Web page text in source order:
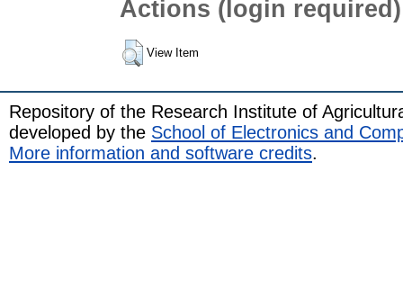
Actions (login required)
View Item
Repository of the Research Institute of
developed by the School of Electronics and
More information and software credits.